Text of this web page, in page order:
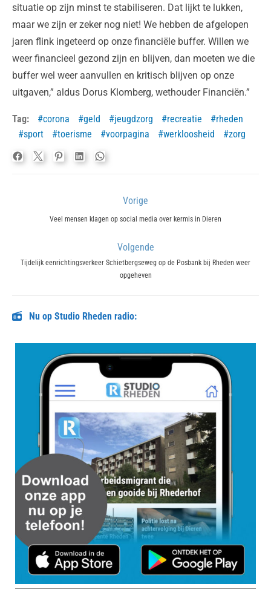
situatie op zijn minst te stabiliseren. Dat lijkt te lukken,
maar we zijn er zeker nog niet! We hebben de afgelopen
jaren flink ingeteerd op onze financiële buffer. Willen we
weer financieel gezond zijn en blijven, dan moeten we die
buffer wel weer aanvullen en kritisch blijven op onze
uitgaven,” aldus Dorus Klomberg, wethouder Financiën.”
Tag: corona geld jeugdzorg recreatie
rheden
sport
toerisme voorpagina werkloosheid zorg
navigatie
Vorige
Previous
Veel mensen klagen op social media over kermis in Dieren
Volgende
Next
Tijdelijk eenrichtingsverkeer Schietbergseweg op de Posbank bij Rheden weer
opgeheven
Nu op Studio Rheden radio: